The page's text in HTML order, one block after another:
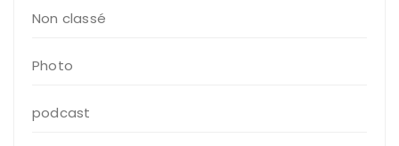
Non classé
Photo
podcast